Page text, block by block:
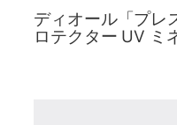
ディオール「プレ
ロテクター UV ミ